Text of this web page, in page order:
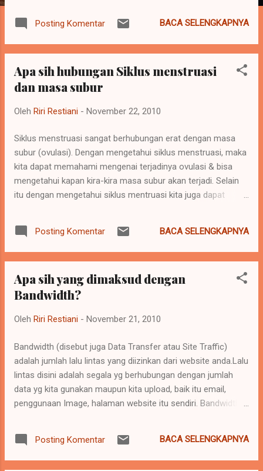
Yang mencintaimu Yang menyayangimu Bila saat nanti aku
jauh Kuharap kau mengerti Kuharap kau sadari
Posting Komentar BACA SELENGKAPNYA
Apa sih hubungan Siklus menstruasi
dan masa subur
Oleh Riri Restiani - November 22, 2010
Siklus menstruasi sangat berhubungan erat dengan masa
subur (ovulasi). Dengan mengetahui siklus menstruasi, maka
kita dapat memahami mengenai terjadinya ovulasi & bisa
mengetahui kapan kira-kira masa subur akan terjadi. Selain
itu dengan mengetahui siklus mentruasi kita juga dapat
siklus menstruasi. Siklus menstruasi sendiri adalah periode
waktu mulai dari peluruhan sampai dengan pembentukan
kembali dinding rahim (endometrium). Dan diantara waktu
terjadi kehamilan apabila melakukan hubungan seksual tanpa
pelindung. Masa subur adalah suatu masa dalam siklus
matang yang siap dibuahi, sehingga bila perempuan tersebut
kehamilan. Siklus menstruasi dipengaruhi oleh hormon seks
perempuan yaitu esterogen dan progesteron. Hormon-
hormon ini menyebabkan perubahan fisiologis ...
Posting Komentar BACA SELENGKAPNYA
Apa sih yang dimaksud dengan
Bandwidth?
Oleh Riri Restiani - November 21, 2010
Bandwidth (disebut juga Data Transfer atau Site Traffic)
adalah jumlah lalu lintas yang diizinkan dari website anda.Lalu
lintas disini adalah segala yg berhubungan dengan jumlah
data yg kita gunakan maupun kita upload, baik itu email,
penggunaan Image, halaman website itu sendiri. Bandwidth
website kita pada bulan tersebut tidak dapat diakses karena
batas Bandwidth yang sudah maksimal, dan agar website
Posting Komentar BACA SELENGKAPNYA